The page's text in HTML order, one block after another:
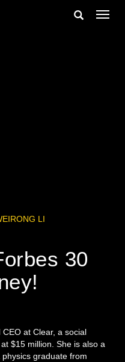
Suche
LI
30
at Clear, a social
$15 million. She is also a
graduate from